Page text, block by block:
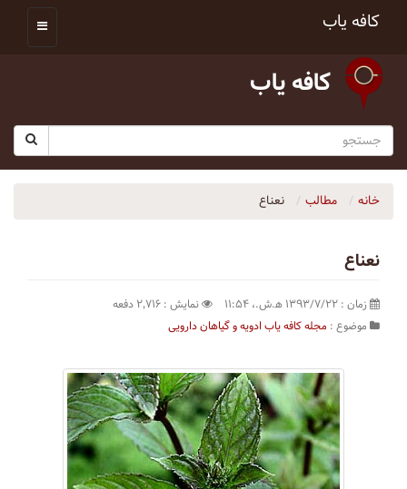
کافه یاب
کافه یاب
خانه مطالب نعناع
نعناع
زمان : ۱۳۹۳/۷/۲۲ ه‍.ش.،‏ ۱۱:۵۴
نمایش : ۲٬۷۱۶ دفعه
موضوع : مجله کافه یاب ادویه و گیاهان دارویی